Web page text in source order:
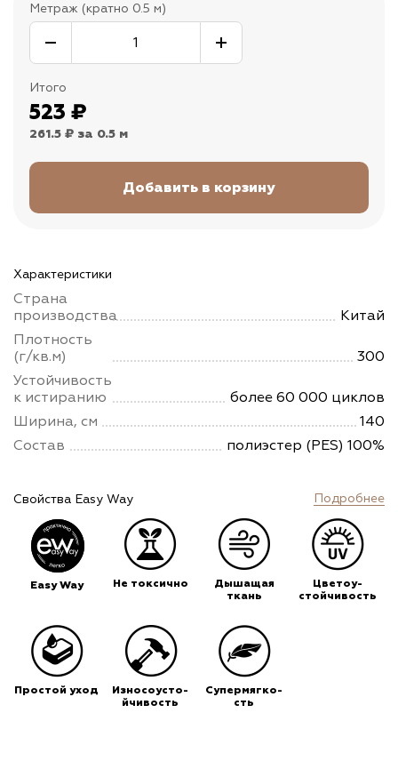
Метраж (кратно 0.5 м)
Итого
523 ₽
261.5 ₽ за 0.5 м
Характеристики
Страна
производства
Китай
Плотность
(г/кв.м)
300
Устойчивость
к истиранию
более 60 000 циклов
Ширина, см
140
Состав
полиэстер (PES) 100%
Свойства Easy Way Подробнее
Easy Way Не токсично
Дышащая
ткань
Цветоу-
стойчивость
Простой уход
Износоусто-
йчивость
Супермягко-
сть